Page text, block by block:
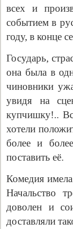
всех и
событием в
году, в конце
Государь,
она была в
чиновники
увидя на
купчишку!..
хотели
более и
поставить её.
Комедия
Начальство
доволен и
доставляли